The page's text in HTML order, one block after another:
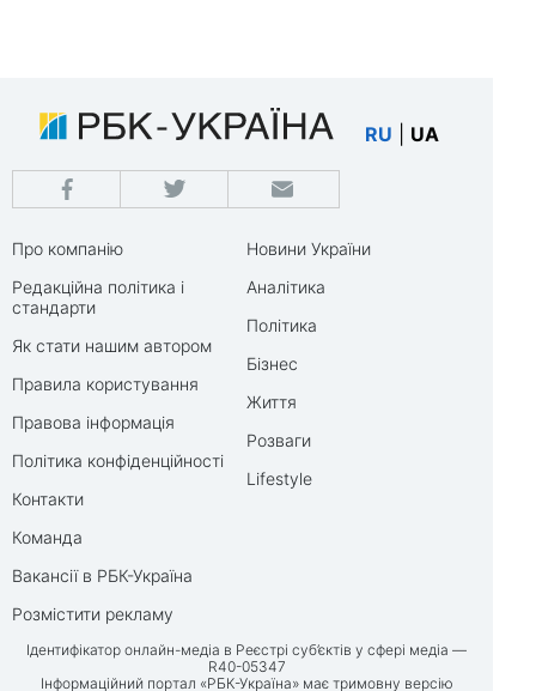
RU UA
Про компанію
Редакційна політика і
стандарти
Як стати нашим автором
Правила користування
Правова інформація
Політика конфіденційності
Контакти
Команда
Вакансії в РБК-Україна
Розмістити рекламу
Новини України
Аналітика
Політика
Бізнес
Життя
Розваги
Lifestyle
Ідентифікатор онлайн-медіа в Реєстрі суб’єктів у сфері медіа —
R40-05347
Інформаційний портал «РБК-Україна» має тримовну версію